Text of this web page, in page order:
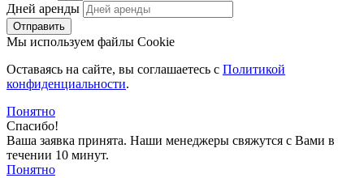
Дней аренды
Отправить
Мы используем файлы Cookie
Оставаясь на сайте, вы соглашаетесь c Политикой
конфиденциальности.
Понятно
Спасибо!
Ваша заявка принята. Наши менеджеры свяжутся с Вами в
течении 10 минут.
Понятно